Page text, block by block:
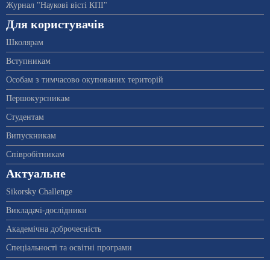
Журнал "Наукові вісті КПІ"
Для користувачів
Школярам
Вступникам
Особам з тимчасово окупованих територій
Першокурсникам
Студентам
Випускникам
Співробітникам
Актуальне
Sikorsky Challenge
Викладачі-дослідники
Академічна доброчесність
Спеціальності та освітні програми